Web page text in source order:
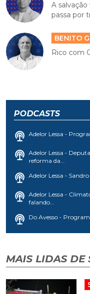
A
passa por
BENITO
Rico com
PODCASTS
Adelor Lessa -
Adelor Lessa -
reforma da...
Adelor Lessa -
Adelor Lessa -
falando...
Do Avesso -
MAIS LIDAS DE